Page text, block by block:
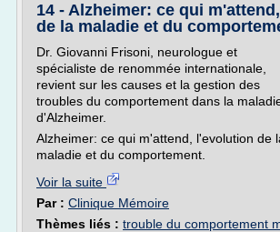
14 - Alzheimer: ce qui
de la maladie et du
Dr. Giovanni Frisoni, neurologue et
spécialiste de renommée internationale,
revient sur les causes et la gestion des
troubles du comportement dans la
d'Alzheimer.
Alzheimer: ce qui m'attend, l'evolution de
maladie et du comportement.
Voir la suite
Par : Clinique Mémoire
Thèmes liés : trouble du comportement